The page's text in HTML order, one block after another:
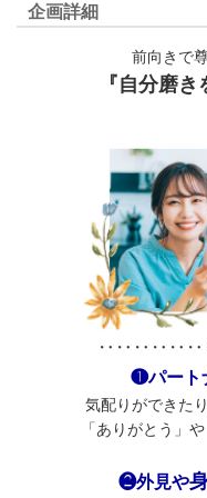
企画詳細
前向きで
『自分磨
❶パート
気配りができた
「ありがとう」
❷外見や